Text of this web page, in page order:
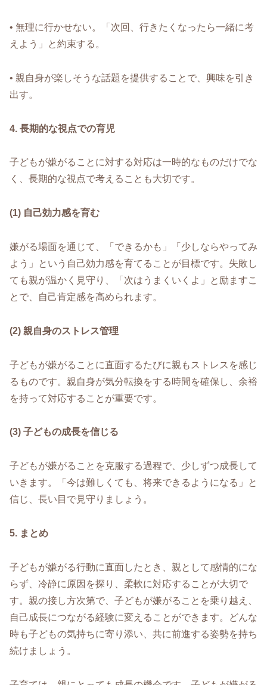
• 無理に行かせない。「次回、行きたくなったら一緒に考
えよう」と約束する。
• 親自身が楽しそうな話題を提供することで、興味を引き
出す。
4. 長期的な視点での育児
子どもが嫌がることに対する対応は一時的なものだけでな
く、長期的な視点で考えることも大切です。
(1) 自己効力感を育む
嫌がる場面を通じて、「できるかも」「少しならやってみ
よう」という自己効力感を育てることが目標です。失敗し
ても親が温かく見守り、「次はうまくいくよ」と励ますこ
とで、自己肯定感を高められます。
(2) 親自身のストレス管理
子どもが嫌がることに直面するたびに親もストレスを感じ
るものです。親自身が気分転換をする時間を確保し、余裕
を持って対応することが重要です。
(3) 子どもの成長を信じる
子どもが嫌がることを克服する過程で、少しずつ成長して
いきます。「今は難しくても、将来できるようになる」と
信じ、長い目で見守りましょう。
5. まとめ
子どもが嫌がる行動に直面したとき、親として感情的にな
らず、冷静に原因を探り、柔軟に対応することが大切で
す。親の接し方次第で、子どもが嫌がることを乗り越え、
自己成長につながる経験に変えることができます。どんな
時も子どもの気持ちに寄り添い、共に前進する姿勢を持ち
続けましょう。